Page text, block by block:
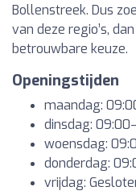
Bollenstreek. Dus
van deze regio’s,
betrouwbare keuze.
Openingstijden
maandag:
dinsdag:
woensdag:
donderdag:
vrijdag: